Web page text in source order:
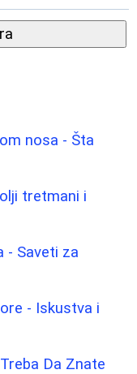
nosa - Šta
tretmani i
- Saveti za
- Iskustva i
Da Znate